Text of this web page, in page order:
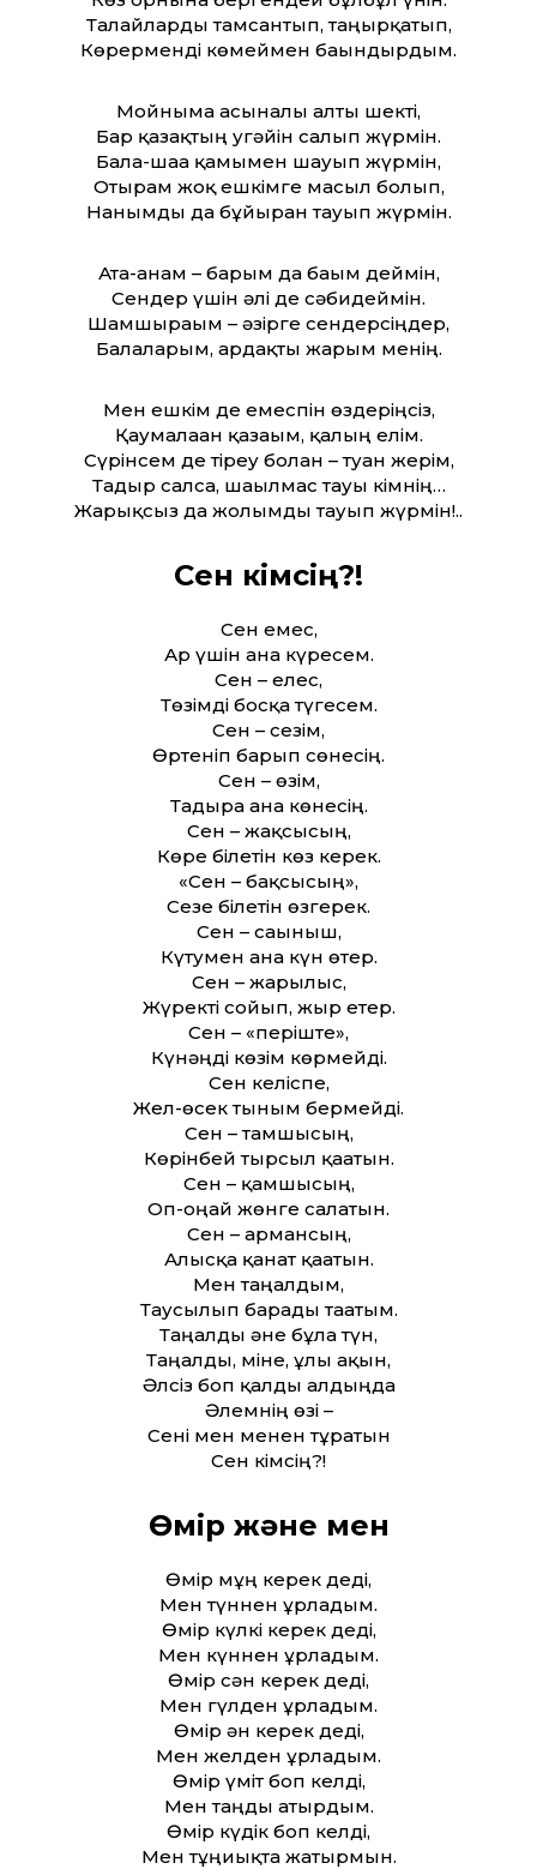
Талайларды тамсантып, таңырқатып,
Көрерменді көмеймен бағындырдым.
Мойныма асынғалы алты шекті,
Бар қазақтың угәйін салып жүрмін.
Бала-шаға қамымен шауып жүрмін,
Отырғам жоқ ешкімге масыл болып,
Нанымды да бұйырған тауып жүрмін.
Ата-анам – барым да бағым деймін,
Сендер үшін әлі де сәбидеймін.
Шамшырағым – әзірге сендерсіңдер,
Балаларым, ардақты жарым менің.
Мен ешкім де емеспін өздеріңсіз,
Қаумалаған қазағым, қалың елім.
Сүрінсем де тіреу болған – туған жерім,
Тағдыр салса, шағылмас тауы кімнің…
Жарықсыз да жолымды тауып жүрмін!..
Сен кімсің?!
Сен емес,
Ар үшін ғана күресем.
Сен – елес,
Төзімді босқа түгесем.
Сен – сезім,
Өртеніп барып сөнесің.
Сен – өзім,
Тағдырға ғана көнесің.
Сен – жақсысың,
Көре білетін көз керек.
«Сен – бақсысың»,
Сезе білетін өзгерек.
Сен – сағыныш,
Күтумен ғана күн өтер.
Сен – жарылыс,
Жүректі сойып, жыр етер.
Сен – «періште»,
Күнәңді көзім көрмейді.
Сен келіспе,
Жел-өсек тыным бермейді.
Сен – тамшысың,
Көрінбей тырсыл қағатын.
Сен – қамшысың,
Оп-оңай жөнге салатын.
Сен – армансың,
Алысқа қанат қағатын.
Мен таңғалдым,
Таусылып барады тағатым.
Таңғалды әне бұла түн,
Таңғалды, міне, ұлы ақын,
Әлсіз боп қалды алдыңда
Әлемнің өзі –
Сені мен менен тұратын
Сен кімсің?!
Өмір және мен
Өмір мұң керек деді,
Мен түннен ұрладым.
Өмір күлкі керек деді,
Мен күннен ұрладым.
Өмір сән керек деді,
Мен гүлден ұрладым.
Өмір ән керек деді,
Мен желден ұрладым.
Өмір үміт боп келді,
Мен таңды атырдым.
Өмір күдік боп келді,
Мен тұңғиықта жатырмын.